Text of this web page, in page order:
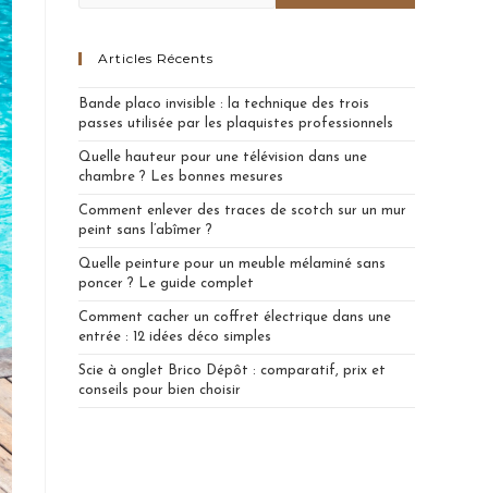
Articles Récents
Bande placo invisible : la technique des trois
passes utilisée par les plaquistes professionnels
Quelle hauteur pour une télévision dans une
chambre ? Les bonnes mesures
Comment enlever des traces de scotch sur un mur
peint sans l’abîmer ?
Quelle peinture pour un meuble mélaminé sans
poncer ? Le guide complet
Comment cacher un coffret électrique dans une
entrée : 12 idées déco simples
Scie à onglet Brico Dépôt : comparatif, prix et
conseils pour bien choisir